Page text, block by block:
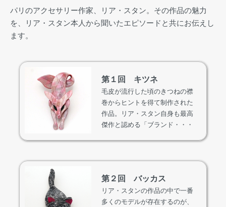
パリのアクセサリー作家、リア・スタン。その作品の魅力
を、リア・スタン本人から聞いたエピソードと共にお伝えし
ます。
第１回 キツネ
毛皮が流行した頃のきつねの襟
巻からヒントを得て制作された
作品。リア・スタン自身も最高
傑作と認める「ブランド・・・
第２回 バッカス
リア・スタンの作品の中で一番
多くのモデルが存在するのが、